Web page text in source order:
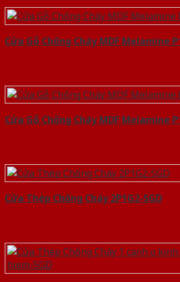
Cửa Gỗ Chống Cháy MDF Melamine
Cửa Gỗ Chống Cháy MDF Melamine
Cửa Thép Chống Cháy 2P1G2-SGD